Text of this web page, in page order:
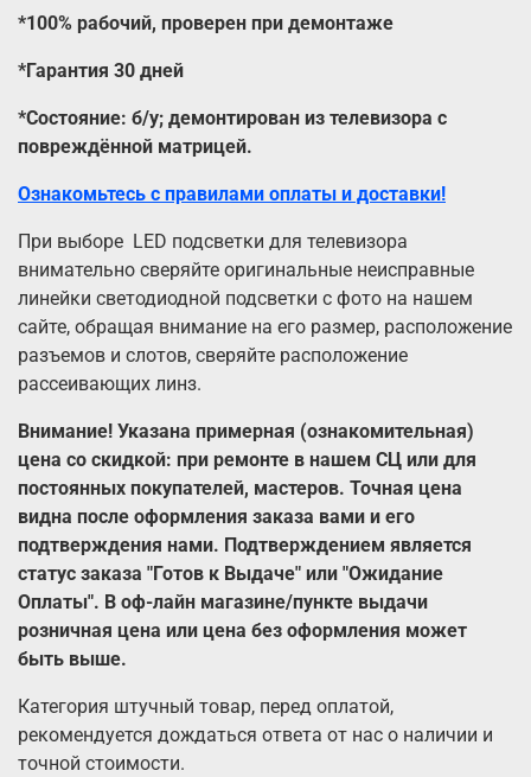
*100% рабочий, проверен при демонтаже
*Гарантия 30 дней
*Состояние: б/у; демонтирован из телевизора с
повреждённой матрицей.
Ознакомьтесь с правилами оплаты и доставки!
При выборе LED подсветки для телевизора
внимательно сверяйте оригинальные неисправные
линейки светодиодной подсветки с фото на нашем
сайте, обращая внимание на его размер, расположение
разъемов и слотов, сверяйте расположение
рассеивающих линз.
Внимание! Указана примерная (ознакомительная)
цена со скидкой: при ремонте в нашем СЦ или для
постоянных покупателей, мастеров. Точная цена
видна после оформления заказа вами и его
подтверждения нами. Подтверждением является
статус заказа "Готов к Выдаче" или "Ожидание
Оплаты". В оф-лайн магазине/пункте выдачи
розничная цена или цена без оформления может
быть выше.
Категория штучный товар, перед оплатой,
рекомендуется дождаться ответа от нас о наличии и
точной стоимости.